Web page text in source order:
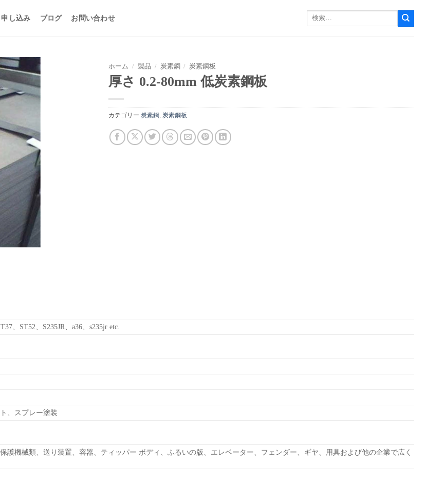
申し込み ブログ お問い合わせ
ホーム / 製品 / 炭素鋼 / 炭素鋼板
厚さ 0.2-80mm 低炭素鋼板
カテゴリー 炭素鋼, 炭素鋼板
、ST52、S235JR、a36、s235jr etc.
、スプレー塗装
護機械類、送り装置、容器、ティッパー ボディ、ふるいの版、エレベーター、フェンダー、ギヤ、用具および他の企業で広く